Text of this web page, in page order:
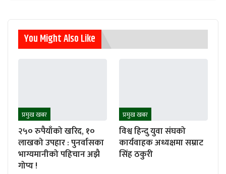
You Might Also Like
प्रमुख खबर
२५० रुपैयाँको खरिद, १०
लाखको उपहार : पुनर्वासका
भाग्यमानीको पहिचान अझै
गोप्य !
प्रमुख खबर
विश्व हिन्दु युवा संघको
कार्यवाहक अध्यक्षमा सम्राट
सिंह ठकुरी